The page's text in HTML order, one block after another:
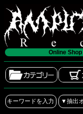
Online Shop